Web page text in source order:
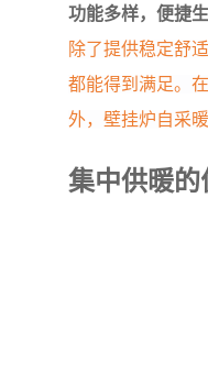
功能多样，便捷生
除了提供稳定舒
都能得到满足。
外，壁挂炉自采
集中供暖的